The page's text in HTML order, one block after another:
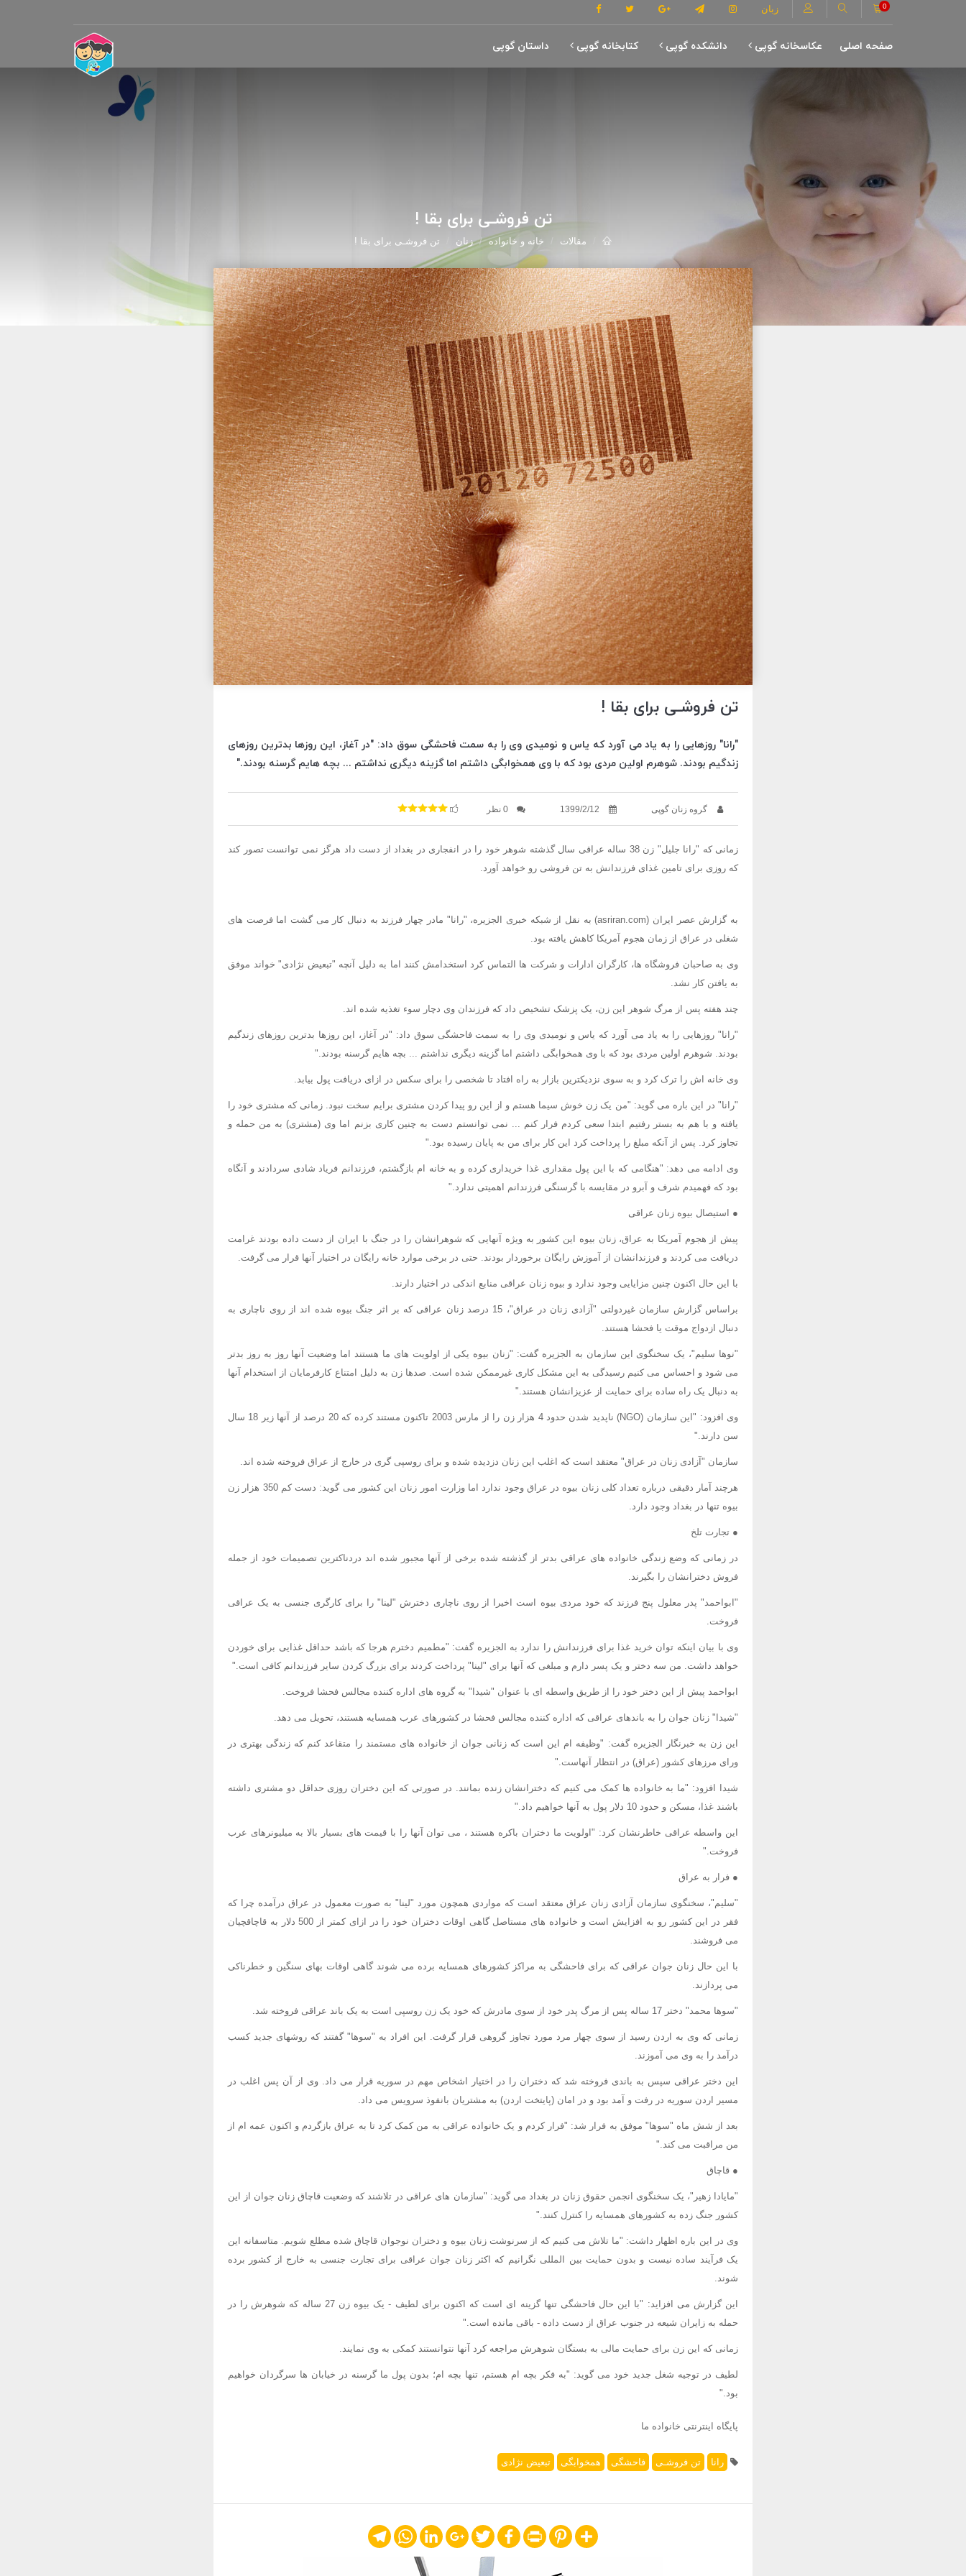
زبان 0
صفحه اصلی عکاسخانه گوپی دانشکده گوپی کتابخانه گوپی داستان گوپی
تن فروشـی برای بقا !
مقالات خانه و خانواده زنان تن فروشـی برای بقا !
تن فروشـی برای بقا !
"رانا" روزهایی را به یاد می آورد که یاس و نومیدی وی را به سمت فاحشگی سوق داد: "در آغاز، این روزها بدترین روزهای
زندگیم بودند. شوهرم اولین مردی بود که با وی همخوابگی داشتم اما گزینه دیگری نداشتم ... بچه هایم گرسنه بودند."
گروه زنان گوپی 1399/2/12 0 نظر
زمانی که "رانا جلیل" زن 38 ساله عراقی سال گذشته شوهر خود را در انفجاری در بغداد از دست داد هرگز نمی توانست تصور کند
که روزی برای تامین غذای فرزندانش به تن فروشی رو خواهد آورد.
به گزارش عصر ایران (asriran.com) به نقل از شبکه خبری الجزیره، "رانا" مادر چهار فرزند به دنبال کار می گشت اما فرصت های
شغلی در عراق از زمان هجوم آمریکا کاهش یافته بود.
وی به صاحبان فروشگاه ها، کارگران ادارات و شرکت ها التماس کرد استخدامش کنند اما به دلیل آنچه "تبعیض نژادی" خواند موفق
به یافتن کار نشد.
چند هفته پس از مرگ شوهر این زن، یک پزشک تشخیص داد که فرزندان وی دچار سوء تغذیه شده اند.
"رانا" روزهایی را به یاد می آورد که یاس و نومیدی وی را به سمت فاحشگی سوق داد: "در آغاز، این روزها بدترین روزهای زندگیم
بودند. شوهرم اولین مردی بود که با وی همخوابگی داشتم اما گزینه دیگری نداشتم ... بچه هایم گرسنه بودند."
وی خانه اش را ترک کرد و به سوی نزدیکترین بازار به راه افتاد تا شخصی را برای سکس در ازای دریافت پول بیابد.
"رانا" در این باره می گوید: "من یک زن خوش سیما هستم و از این رو پیدا کردن مشتری برایم سخت نبود. زمانی که مشتری خود را
یافته و با هم به بستر رفتیم ابتدا سعی کردم فرار کنم ... نمی توانستم دست به چنین کاری بزنم اما وی (مشتری) به من حمله و
تجاوز کرد. پس از آنکه مبلغ را پرداخت کرد این کار برای من به پایان رسیده بود."
وی ادامه می دهد: "هنگامی که با این پول مقداری غذا خریداری کرده و به خانه ام بازگشتم، فرزندانم فریاد شادی سردادند و آنگاه
بود که فهمیدم شرف و آبرو در مقایسه با گرسنگی فرزندانم اهمیتی ندارد."
● استیصال بیوه زنان عراقی
پیش از هجوم آمریکا به عراق، زنان بیوه این کشور به ویژه آنهایی که شوهرانشان را در جنگ با ایران از دست داده بودند غرامت
دریافت می کردند و فرزندانشان از آموزش رایگان برخوردار بودند. حتی در برخی موارد خانه رایگان در اختیار آنها قرار می گرفت.
با این حال اکنون چنین مزایایی وجود ندارد و بیوه زنان عراقی منابع اندکی در اختیار دارند.
براساس گزارش سازمان غیردولتی "آزادی زنان در عراق"، 15 درصد زنان عراقی که بر اثر جنگ بیوه شده اند از روی ناچاری به
دنبال ازدواج موقت یا فحشا هستند.
"نوها سلیم"، یک سخنگوی این سازمان به الجزیره گفت: "زنان بیوه یکی از اولویت های ما هستند اما وضعیت آنها روز به روز بدتر
می شود و احساس می کنیم رسیدگی به این مشکل کاری غیرممکن شده است. صدها زن به دلیل امتناع کارفرمایان از استخدام آنها
به دنبال یک راه ساده برای حمایت از عزیزانشان هستند."
وی افزود: "این سازمان (NGO) ناپدید شدن حدود 4 هزار زن را از مارس 2003 تاکنون مستند کرده که 20 درصد از آنها زیر 18 سال
سن دارند."
سازمان "آزادی زنان در عراق" معتقد است که اغلب این زنان دزدیده شده و برای روسپی گری در خارج از عراق فروخته شده اند.
هرچند آمار دقیقی درباره تعداد کلی زنان بیوه در عراق وجود ندارد اما وزارت امور زنان این کشور می گوید: دست کم 350 هزار زن
بیوه تنها در بغداد وجود دارد.
● تجارت تلخ
در زمانی که وضع زندگی خانواده های عراقی بدتر از گذشته شده برخی از آنها مجبور شده اند دردناکترین تصمیمات خود از جمله
فروش دخترانشان را بگیرند.
"ابواحمد" پدر معلول پنج فرزند که خود مردی بیوه است اخیرا از روی ناچاری دخترش "لینا" را برای کارگری جنسی به یک عراقی
فروخت.
وی با بیان اینکه توان خرید غذا برای فرزندانش را ندارد به الجزیره گفت: "مطمیم دخترم هرجا که باشد حداقل غذایی برای خوردن
خواهد داشت. من سه دختر و یک پسر دارم و مبلغی که آنها برای "لینا" پرداخت کردند برای بزرگ کردن سایر فرزندانم کافی است."
ابواحمد پیش از این دختر خود را از طریق واسطه ای با عنوان "شیدا" به گروه های اداره کننده مجالس فحشا فروخت.
"شیدا" زنان جوان را به باندهای عراقی که اداره کننده مجالس فحشا در کشورهای عرب همسایه هستند، تحویل می دهد.
این زن به خبرنگار الجزیره گفت: "وظیفه ام این است که زنانی جوان از خانواده های مستمند را متقاعد کنم که زندگی بهتری در
ورای مرزهای کشور (عراق) در انتظار آنهاست."
شیدا افزود: "ما به خانواده ها کمک می کنیم که دخترانشان زنده بمانند. در صورتی که این دختران روزی حداقل دو مشتری داشته
باشند غذا، مسکن و حدود 10 دلار پول به آنها خواهیم داد."
این واسطه عراقی خاطرنشان کرد: "اولویت ما دختران باکره هستند ، می توان آنها را با قیمت های بسیار بالا به میلیونرهای عرب
فروخت."
● فرار به عراق
"سلیم"، سخنگوی سازمان آزادی زنان عراق معتقد است که مواردی همچون مورد "لینا" به صورت معمول در عراق درآمده چرا که
فقر در این کشور رو به افزایش است و خانواده های مستاصل گاهی اوقات دختران خود را در ازای کمتر از 500 دلار به قاچاقچیان
می فروشند.
با این حال زنان جوان عراقی که برای فاحشگی به مراکز کشورهای همسایه برده می شوند گاهی اوقات بهای سنگین و خطرناکی
می پردازند.
"سوها محمد" دختر 17 ساله پس از مرگ پدر خود از سوی مادرش که خود یک زن روسپی است به یک باند عراقی فروخته شد.
زمانی که وی به اردن رسید از سوی چهار مرد مورد تجاوز گروهی قرار گرفت. این افراد به "سوها" گفتند که روشهای جدید کسب
درآمد را به وی می آموزند.
این دختر عراقی سپس به باندی فروخته شد که دختران را در اختیار اشخاص مهم در سوریه قرار می داد. وی از آن پس اغلب در
مسیر اردن سوریه در رفت و آمد بود و در امان (پایتخت اردن) به مشتریان بانفوذ سرویس می داد.
بعد از شش ماه "سوها" موفق به فرار شد: "فرار کردم و یک خانواده عراقی به من کمک کرد تا به عراق بازگردم و اکنون عمه ام از
من مراقبت می کند."
● قاچاق
"مایادا زهیر"، یک سخنگوی انجمن حقوق زنان در بغداد می گوید: "سازمان های عراقی در تلاشند که وضعیت قاچاق زنان جوان از این
کشور جنگ زده به کشورهای همسایه را کنترل کنند."
وی در این باره اظهار داشت: "ما تلاش می کنیم که از سرنوشت زنان بیوه و دختران نوجوان قاچاق شده مطلع شویم. متاسفانه این
یک فرآیند ساده نیست و بدون حمایت بین المللی نگرانیم که اکثر زنان جوان عراقی برای تجارت جنسی به خارج از کشور برده
شوند.
این گزارش می افزاید: "با این حال فاحشگی تنها گزینه ای است که اکنون برای لطیف - یک بیوه زن 27 ساله که شوهرش را در
حمله به زایران شیعه در جنوب عراق از دست داده - باقی مانده است."
زمانی که این زن برای حمایت مالی به بستگان شوهرش مراجعه کرد آنها نتوانستند کمکی به وی نمایند.
لطیف در توجیه شغل جدید خود می گوید: "به فکر بچه ام هستم، تنها بچه ام؛ بدون پول ما گرسنه در خیابان ها سرگردان خواهیم
بود."
پایگاه اینترنتی خانواده ما
رانا تن فروشـی فاحشگی همخوابگی تبعیض نژادی
Share
Pinterest
Print
Facebook
Twitter
Google+
LinkedIn
WhatsApp
Telegram